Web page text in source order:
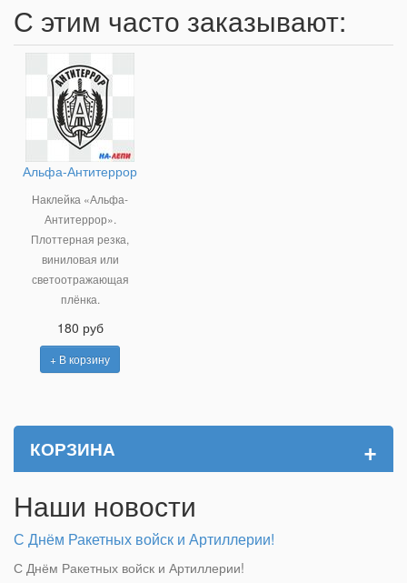
С этим часто заказывают:
Альфа-Антитеррор
Наклейка «Альфа-
Антитеррор».
Плоттерная резка,
виниловая или
светоотражающая
плёнка.
180 руб
+ В корзину
КОРЗИНА +
Наши новости
С Днём Ракетных войск и Артиллерии!
С Днём Ракетных войск и Артиллерии!